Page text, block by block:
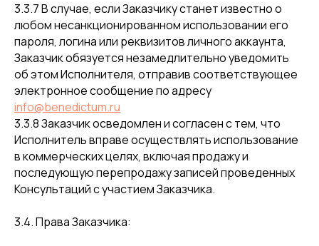
3.3.7 В случае, если Заказчику станет известно о
любом несанкционированном использовании его
пароля, логина или реквизитов личного аккаунта,
Заказчик обязуется незамедлительно уведомить
об этом Исполнителя, отправив соответствующее
электронное сообщение по адресу
info@benedictum.ru
3.3.8 Заказчик осведомлен и согласен с тем, что
Исполнитель вправе осуществлять использование
в коммерческих целях, включая продажу и
последующую перепродажу записей проведенных
Консультаций с участием Заказчика.
3.4. Права Заказчика: